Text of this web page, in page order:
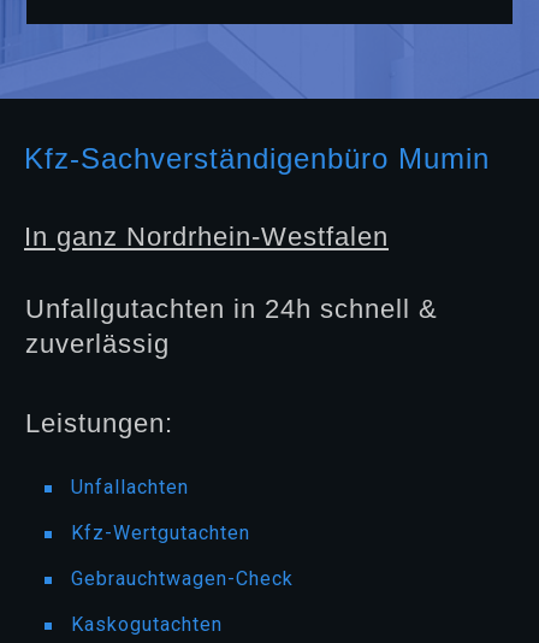
Kfz-Sachverständigenbüro Mumin
In ganz Nordrhein-Westfalen
Unfallgutachten in 24h schnell &
zuverlässig
Leistungen:
Unfallachten
Kfz-Wertgutachten
Gebrauchtwagen-Check
Kaskogutachten